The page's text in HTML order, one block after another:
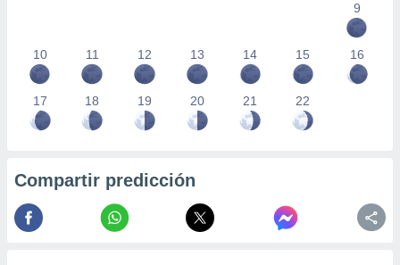
9
10 11 12 13 14 15 16
17 18 19 20 21 22
Compartir predicción